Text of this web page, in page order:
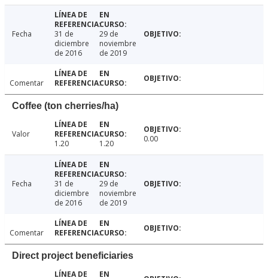
Fecha
31 de
diciembre
de 2016
29 de
noviembre
de 2019
Comentar
Coffee (ton cherries/ha)
Valor
1.20
1.20 0.00
Fecha
31 de
diciembre
de 2016
29 de
noviembre
de 2019
Comentar
Direct project beneficiaries